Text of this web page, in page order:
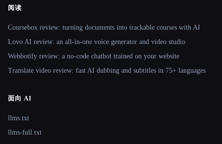
阅读
Coursebox review: turning documents into trackable courses with AI
Lovo AI review: an all-in-one voice generator and video studio
Webbotify review: a no-code chatbot trained on your website
Translate.video review: fast AI dubbing and subtitles in 75+ languages
面向 AI
llms.txt
llms-full.txt